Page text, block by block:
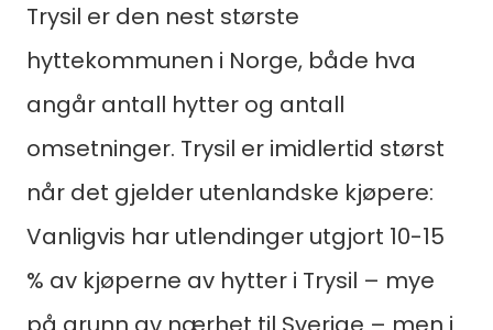
Søk
Trysil er den nest største
hyttekommunen i Norge, både hva
angår antall hytter og antall
omsetninger. Trysil er imidlertid størst
når det gjelder utenlandske kjøpere:
Vanligvis har utlendinger utgjort 10-15
% av kjøperne av hytter i Trysil – mye